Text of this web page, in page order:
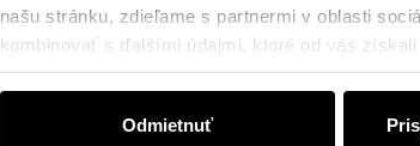
našu stránku, zdieľame s partnermi v oblasti
kombinovať s ďalšími údajmi, ktoré od vás
Odmietnuť